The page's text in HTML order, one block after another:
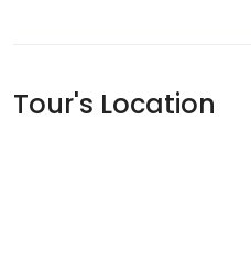
Tour's Location